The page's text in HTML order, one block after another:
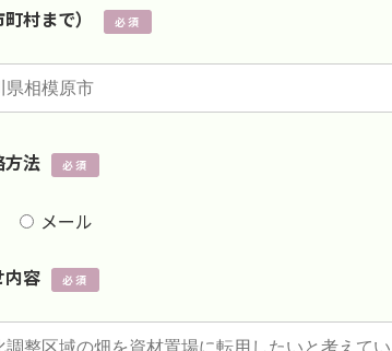
村まで） 必須
方法 必須
メール
内容 必須